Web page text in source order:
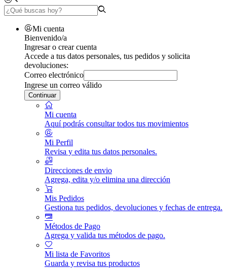
Mi cuenta
Bienvenido/a
Ingresar o crear cuenta
Accede a tus datos personales, tus pedidos y solicita
devoluciones:
Correo electrónico
Ingrese un correo válido
Continuar
Mi cuenta
Aquí podrás consultar todos tus movimientos
Mi Perfil
Revisa y edita tus datos personales.
Direcciones de envio
Agrega, edita y/o elimina una dirección
Mis Pedidos
Gestiona tus pedidos, devoluciones y fechas de entrega.
Métodos de Pago
Agrega y valida tus métodos de pago.
Mi lista de Favoritos
Guarda y revisa tus productos